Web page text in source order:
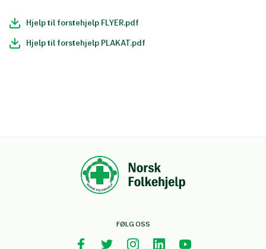
Hjelp til forstehjelp FLYER.pdf
Hjelp til forstehjelp PLAKAT.pdf
FØLG OSS